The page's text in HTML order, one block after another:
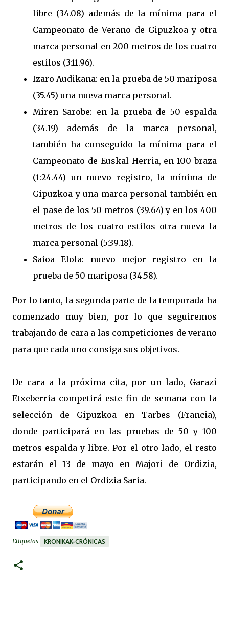
libre (34.08) además de la mínima para el
Campeonato de Verano de Gipuzkoa y otra
marca personal en 200 metros de los cuatro
estilos (3:11.96).
Izaro Audikana: en la prueba de 50 mariposa
(35.45) una nueva marca personal.
Miren Sarobe: en la prueba de 50 espalda
(34.19) además de la marca personal,
también ha conseguido la mínima para el
Campeonato de Euskal Herria, en 100 braza
(1:24.44) un nuevo registro, la mínima de
Gipuzkoa y una marca personal también en
el pase de los 50 metros (39.64) y en los 400
metros de los cuatro estilos otra nueva la
marca personal (5:39.18).
Saioa Elola: nuevo mejor registro en la
prueba de 50 mariposa (34.58).
Por lo tanto, la segunda parte de la temporada ha
comenzado muy bien, por lo que seguiremos
trabajando de cara a las competiciones de verano
para que cada uno consiga sus objetivos.
De cara a la próxima cita, por un lado, Garazi
Etxeberria competirá este fin de semana con la
selección de Gipuzkoa en Tarbes (Francia),
donde participará en las pruebas de 50 y 100
metros espalda y libre. Por el otro lado, el resto
estarán el 13 de mayo en Majori de Ordizia,
participando en el Ordizia Saria.
Etiquetas KRONIKAK-CRÓNICAS